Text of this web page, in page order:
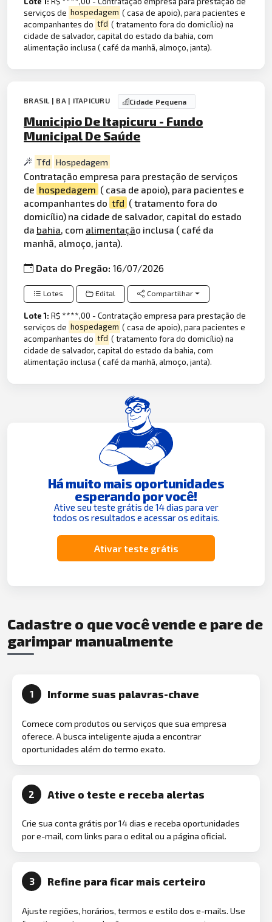
serviços de hospedagem ( casa de apoio), para pacientes e
acompanhantes do tfd ( tratamento fora do domicílio) na
cidade de salvador, capital do estado da bahia, com
alimentação inclusa ( café da manhã, almoço, janta).
BRASIL | BA | ITAPICURU Cidade Pequena
Municipio De Itapicuru - Fundo
Municipal De Saúde
Tfd Hospedagem
Contratação empresa para prestação de serviços
de hospedagem ( casa de apoio), para pacientes e
acompanhantes do tfd ( tratamento fora do
domicílio) na cidade de salvador, capital do estado
da bahia , com alimentação inclusa ( café da
manhã, almoço, janta).
Data do Pregão:16/07/2026
Lotes Edital Compartilhar
Lote 1:R$ ****,00 - Contratação empresa para prestação de
serviços de hospedagem ( casa de apoio), para pacientes e
acompanhantes do tfd ( tratamento fora do domicílio) na
cidade de salvador, capital do estado da bahia, com
alimentação inclusa ( café da manhã, almoço, janta).
Há muito mais oportunidades
esperando por você!
Ative seu teste grátis de 14 dias para ver
todos os resultados e acessar os editais.
Ativar teste grátis
Cadastre o que você vende e pare de
garimpar manualmente
1 Informe suas palavras-chave
Comece com produtos ou serviços que sua empresa
oferece. A busca inteligente ajuda a encontrar
oportunidades além do termo exato.
2 Ative o teste e receba alertas
Crie sua conta grátis por 14 dias e receba oportunidades
por e-mail, com links para o edital ou a página oficial.
3 Refine para ficar mais certeiro
Ajuste regiões, horários, termos e estilo dos e-mails. Use